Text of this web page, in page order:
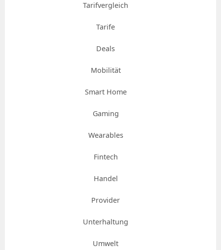
Tarifvergleich
Tarife
Deals
Mobilität
Smart Home
Gaming
Wearables
Fintech
Handel
Provider
Unterhaltung
Umwelt